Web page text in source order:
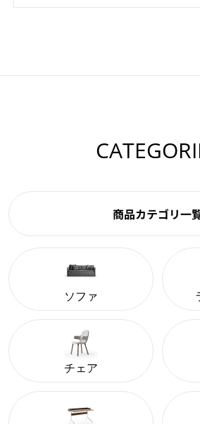
商品カテゴリ一
ソファ
チェア